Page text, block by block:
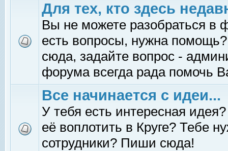
Для тех, кто здесь
Вы не можете разобраться в
есть вопросы, нужна помощь?
сюда, задайте вопрос -
форума всегда рада помочь
Все начинается с идеи...
У тебя есть интересная
её воплотить в Круге? Тебе
сотрудники? Пиши сюда!